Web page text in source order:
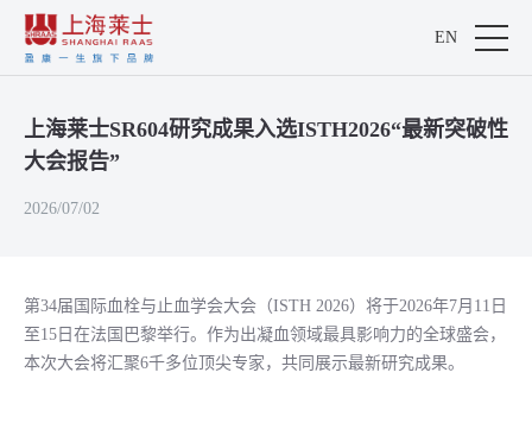
EN
上海莱士SR604研究成果入选ISTH2026“最新突破性
大会报告”
2026/07/02
第34届国际血栓与止血学会大会（ISTH 2026）将于2026年7月11日
至15日在法国巴黎举行。作为出凝血领域最具影响力的全球盛会，
本次大会将汇聚6千多位顶尖专家，共同展示最新研究成果。